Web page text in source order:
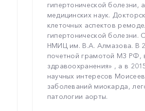
гипертонической болезни,
медицинских наук.
клеточных аспектов
гипертонической
НМИЦ им. В.А. Алмазова. В
почетной грамотой МЗ РФ,
здравоохранения» , а в
научных интересов
заболеваний миокарда,
патологии аорты.